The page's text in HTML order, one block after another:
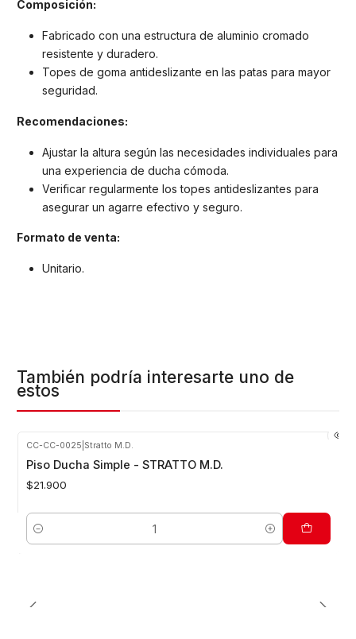
Composición:
Fabricado con una estructura de aluminio cromado
resistente y duradero.
Topes de goma antideslizante en las patas para mayor
seguridad.
Recomendaciones:
Ajustar la altura según las necesidades individuales para
una experiencia de ducha cómoda.
Verificar regularmente los topes antideslizantes para
asegurar un agarre efectivo y seguro.
Formato de venta:
Unitario.
También podría interesarte uno de
estos
CC-CC-0025 Stratto M.D.
Piso Ducha Simple - STRATTO M.D.
$21.900
Cantidad